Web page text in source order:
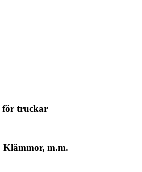
för truckar
Klämmor, m.m.